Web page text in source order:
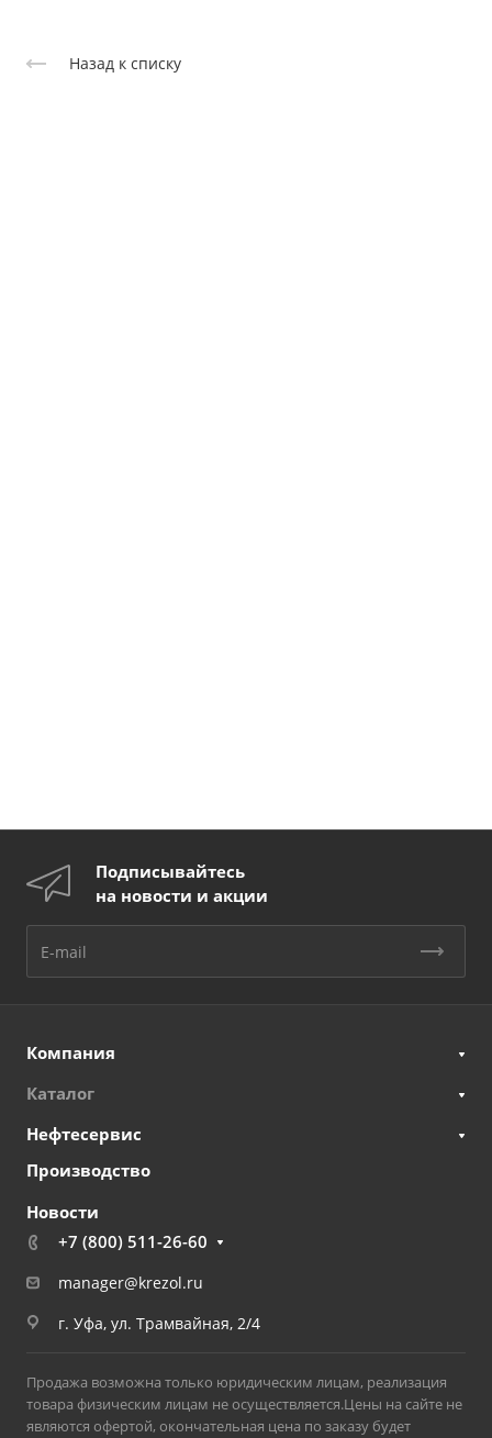
Назад к списку
Подписывайтесь
на новости и акции
Компания
Каталог
Нефтесервис
Производство
Новости
+7 (800) 511-26-60
manager@krezol.ru
г. Уфа, ул. Трамвайная, 2/4
Продажа возможна только юридическим лицам, реализация
товара физическим лицам не осуществляется.Цены на сайте не
являются офертой, окончательная цена по заказу будет